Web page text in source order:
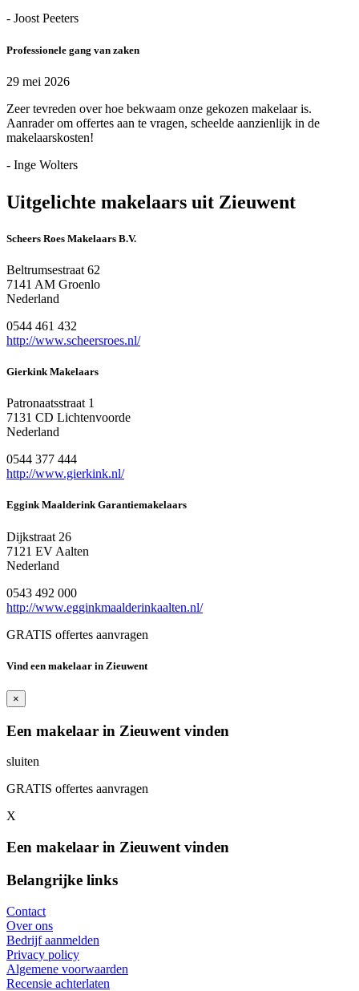
- Joost Peeters
Professionele gang van zaken
29 mei 2026
Zeer tevreden over hoe bekwaam onze gekozen makelaar is.
Aanrader om offertes aan te vragen, scheelde aanzienlijk in de
makelaarskosten!
- Inge Wolters
Uitgelichte makelaars uit Zieuwent
Scheers Roes Makelaars B.V.
Beltrumsestraat 62
7141 AM Groenlo
Nederland
0544 461 432
http://www.scheersroes.nl/
Gierkink Makelaars
Patronaatsstraat 1
7131 CD Lichtenvoorde
Nederland
0544 377 444
http://www.gierkink.nl/
Eggink Maalderink Garantiemakelaars
Dijkstraat 26
7121 EV Aalten
Nederland
0543 492 000
http://www.egginkmaalderinkaalten.nl/
GRATIS offertes aanvragen
Vind een makelaar in Zieuwent
×
Een makelaar in Zieuwent vinden
sluiten
GRATIS offertes aanvragen
X
Een makelaar in Zieuwent vinden
Belangrijke links
Contact
Over ons
Bedrijf aanmelden
Privacy policy
Algemene voorwaarden
Recensie achterlaten